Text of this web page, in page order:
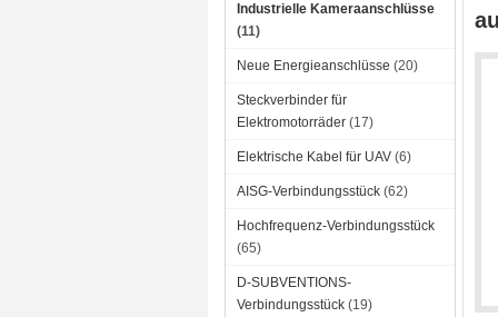
Industrielle Kameraanschlüsse
(11)
Neue Energieanschlüsse (20)
Steckverbinder für
Elektromotorräder (17)
Elektrische Kabel für UAV (6)
AISG-Verbindungsstück (62)
Hochfrequenz-Verbindungsstück
(65)
D-SUBVENTIONS-
Verbindungsstück (19)